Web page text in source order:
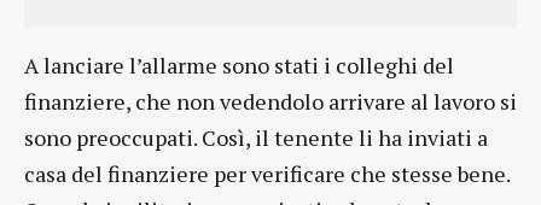
A lanciare l’allarme sono stati i colleghi del
finanziere, che non vedendolo arrivare al lavoro si
sono preoccupati. Così, il tenente li ha inviati a
casa del finanziere per verificare che stesse bene.